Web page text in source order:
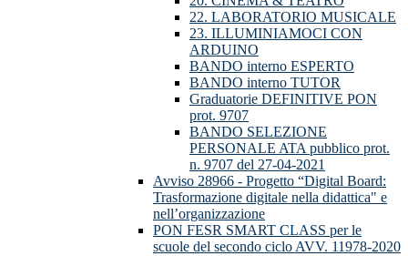
22. LABORATORIO MUSICALE
23. ILLUMINIAMOCI CON
ARDUINO
BANDO interno ESPERTO
BANDO interno TUTOR
Graduatorie DEFINITIVE PON
prot. 9707
BANDO SELEZIONE
PERSONALE ATA pubblico prot.
n. 9707 del 27-04-2021
Avviso 28966 - Progetto “Digital Board:
Trasformazione digitale nella didattica" e
nell’organizzazione
PON FESR SMART CLASS per le
scuole del secondo ciclo AVV. 11978-2020